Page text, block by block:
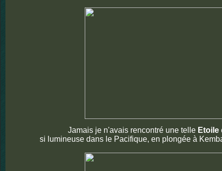
Jamais je n'avais rencontré une telle Etoile
si lumineuse dans le Pacifique, en plongée à